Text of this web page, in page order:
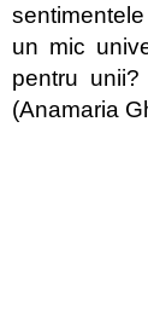
un mic
pentru
(Anamaria